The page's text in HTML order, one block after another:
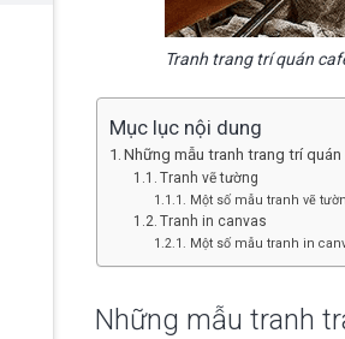
Tranh trang trí quán
Mục lục nội dung
Những mẫu tranh trang trí
Tranh vẽ tường
Một số mẫu tranh vẽ
Tranh in canvas
Một số mẫu tranh in
Những mẫu tranh